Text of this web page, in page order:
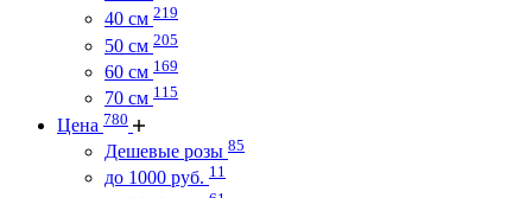
40 см 219
50 см 205
60 см 169
70 см 115
Цена 780
Дешевые розы 85
до 1000 руб. 11